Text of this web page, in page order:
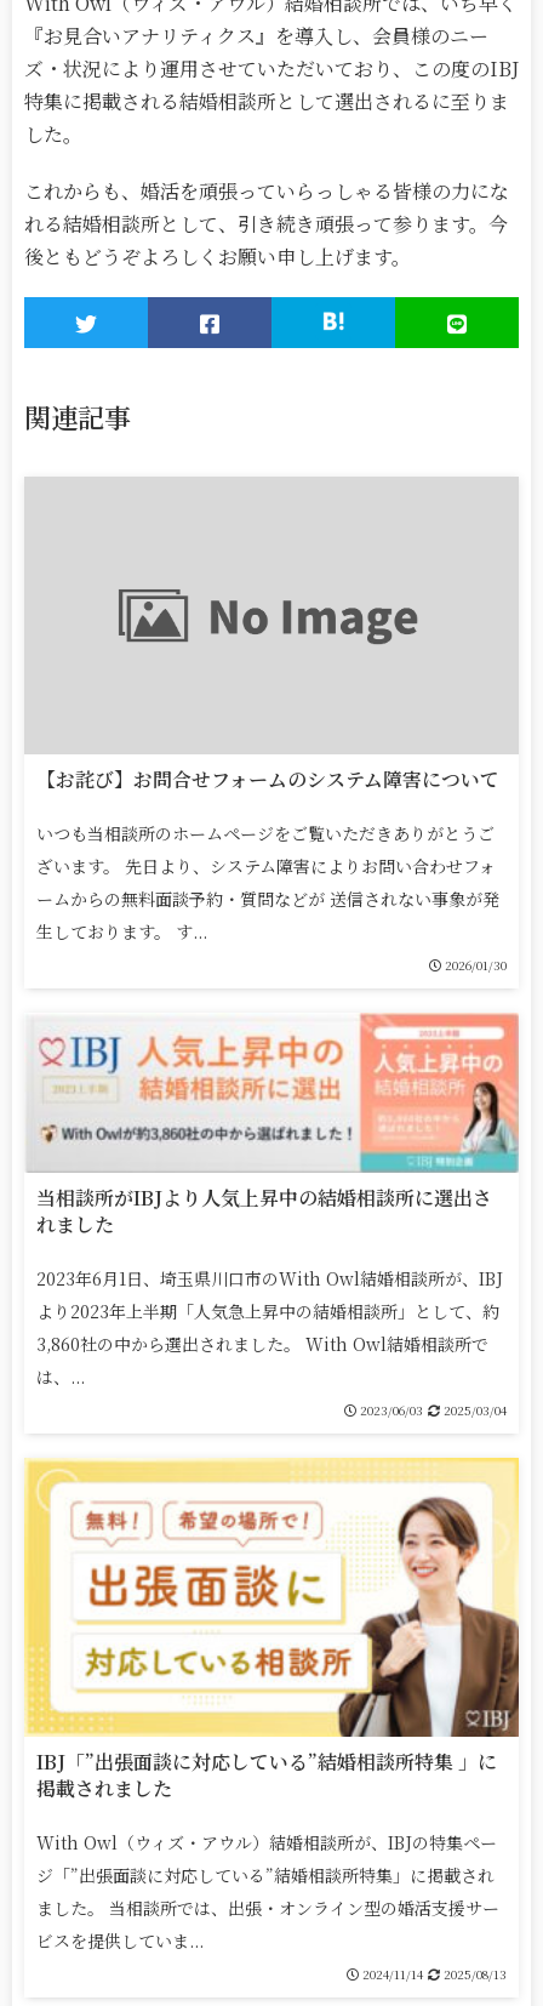
『お見合いアナリティクス』を導入し、会員様のニー
ズ・状況により運用させていただいており、この度のIBJ
特集に掲載される結婚相談所として選出されるに至りま
した。
これからも、婚活を頑張っていらっしゃる皆様の力にな
れる結婚相談所として、引き続き頑張って参ります。今
後ともどうぞよろしくお願い申し上げます。
関連記事
【お詫び】お問合せフォームのシステム障害について
いつも当相談所のホームページをご覧いただきありがとうご
ざいます。 先日より、システム障害によりお問い合わせフォ
ームからの無料面談予約・質問などが 送信されない事象が発
生しております。 す...
2026/01/30
当相談所がIBJより人気上昇中の結婚相談所に選出さ
れました
2023年6月1日、埼玉県川口市のWith Owl結婚相談所が、IBJ
より2023年上半期「人気急上昇中の結婚相談所」として、約
3,860社の中から選出されました。 With Owl結婚相談所で
は、...
2023/06/03 2025/03/04
IBJ「”出張面談に対応している”結婚相談所特集 」に
掲載されました
With Owl（ウィズ・アウル）結婚相談所が、IBJの特集ペー
ジ「”出張面談に対応している”結婚相談所特集」に掲載され
ました。 当相談所では、出張・オンライン型の婚活支援サー
ビスを提供していま...
2024/11/14 2025/08/13